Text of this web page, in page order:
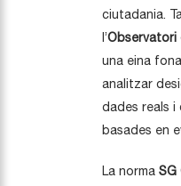
ciutadania.
l’Observatori
una eina
analitzar
dades reals i
basades en
La norma SG